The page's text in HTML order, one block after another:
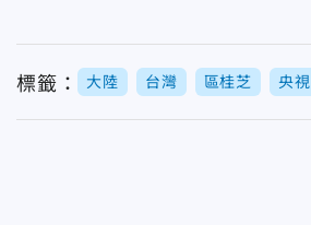
標籤： 大陸 台灣 區桂芝 央視